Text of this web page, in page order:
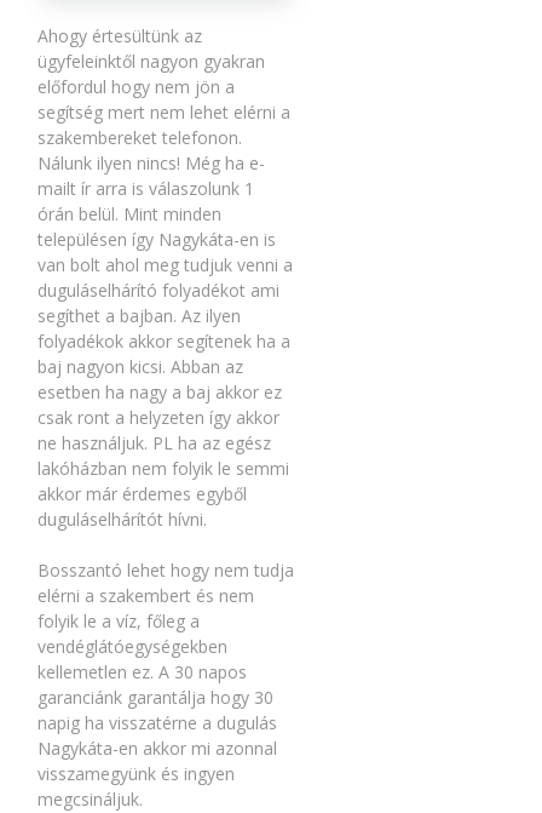
Ahogy értesültünk az
ügyfeleinktől nagyon gyakran
előfordul hogy nem jön a
segítség mert nem lehet elérni a
szakembereket telefonon.
Nálunk ilyen nincs! Még ha e-
mailt ír arra is válaszolunk 1
órán belül. Mint minden
településen így Nagykáta-en is
van bolt ahol meg tudjuk venni a
duguláselhárító folyadékot ami
segíthet a bajban. Az ilyen
folyadékok akkor segítenek ha a
baj nagyon kicsi. Abban az
esetben ha nagy a baj akkor ez
csak ront a helyzeten így akkor
ne használjuk. PL ha az egész
lakóházban nem folyik le semmi
akkor már érdemes egyből
duguláselhárítót hívni.
Bosszantó lehet hogy nem tudja
elérni a szakembert és nem
folyik le a víz, főleg a
vendéglátóegységekben
kellemetlen ez. A 30 napos
garanciánk garantálja hogy 30
napig ha visszatérne a dugulás
Nagykáta-en akkor mi azonnal
visszamegyünk és ingyen
megcsináljuk.